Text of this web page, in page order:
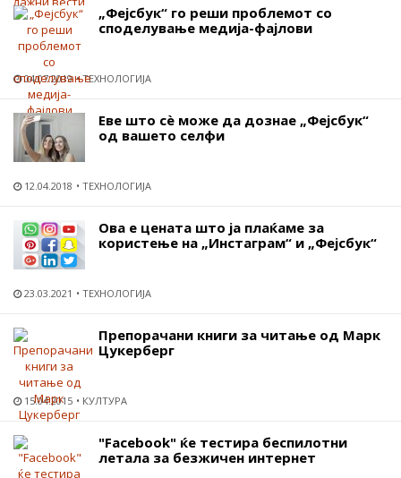
„Фејсбук“ го реши проблемот со
споделување медија-фајлови
04.07.2019 ТЕХНОЛОГИЈА
Еве што сѐ може да дознае „Фејсбук“
од вашето селфи
12.04.2018 ТЕХНОЛОГИЈА
Ова е цената што ја плаќаме за
користење на „Инстаграм“ и „Фејсбук“
23.03.2021 ТЕХНОЛОГИЈА
Препорачани книги за читање од Марк
Цукерберг
15.04.2015 КУЛТУРА
"Facebook" ќе тестира беспилотни
летала за безжичен интернет